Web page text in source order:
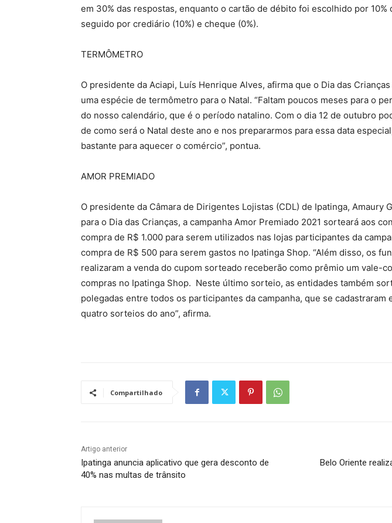
em 30% das respostas, enquanto o cartão de débito foi escolhido por 10%
seguido por crediário (10%) e cheque (0%).
TERMÔMETRO
O presidente da Aciapi, Luís Henrique Alves, afirma que o Dia das
uma espécie de termômetro para o Natal. “Faltam poucos meses para o
do nosso calendário, que é o período natalino. Com o dia 12 de outubro
de como será o Natal deste ano e nos prepararmos para essa data
bastante para aquecer o comércio”, pontua.
AMOR PREMIADO
O presidente da Câmara de Dirigentes Lojistas (CDL) de Ipatinga, Amaury
para o Dia das Crianças, a campanha Amor Premiado 2021 sorteará aos
compra de R$ 1.000 para serem utilizados nas lojas participantes da
compra de R$ 500 para serem gastos no Ipatinga Shop. “Além disso, os
realizaram a venda do cupom sorteado receberão como prêmio um vale-
compras no Ipatinga Shop. Neste último sorteio, as entidades também
polegadas entre todos os participantes da campanha, que se cadastraram
quatro sorteios do ano”, afirma.
Compartilhado
Artigo anterior
Ipatinga anuncia aplicativo que gera desconto de
40% nas multas de trânsito
Belo Oriente